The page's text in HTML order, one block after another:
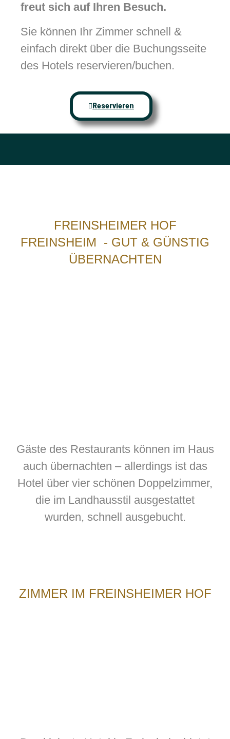
freut sich auf Ihren Besuch.
Sie können Ihr Zimmer schnell &
einfach direkt über die Buchungsseite
des Hotels reservieren/buchen.
Reservieren
FREINSHEIMER HOF
FREINSHEIM - GUT & GÜNSTIG
ÜBERNACHTEN
Gäste des Restaurants können im Haus
auch übernachten – allerdings ist das
Hotel über vier schönen Doppelzimmer,
die im Landhausstil ausgestattet
wurden, schnell ausgebucht.
ZIMMER IM FREINSHEIMER HOF